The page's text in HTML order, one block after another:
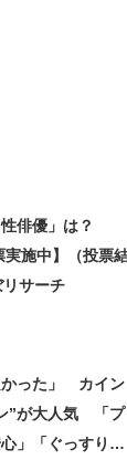
俳優」は？
実施中】（投票
サーチ
かった」 カイン
”が大人気 「プ
」「ぐっすり眠